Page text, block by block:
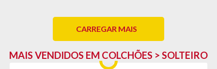
CARREGAR MAIS
MAIS VENDIDOS EM COLCHÕES > SOLTEIRO